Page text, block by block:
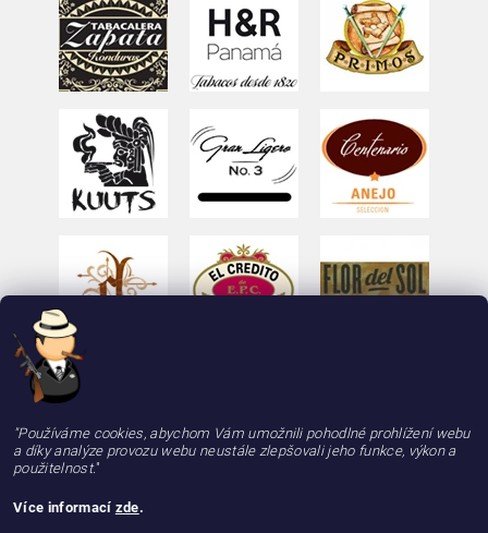
"Používáme cookies, abychom Vám umožnili pohodlné prohlížení webu
a díky analýze provozu webu neustále zlepšovali jeho funkce, výkon a
použitelnost."
Více informací zde.